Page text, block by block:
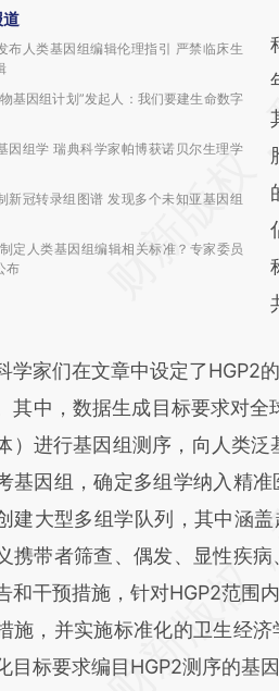
布人类基因组编辑伦理指引 严禁临床生
基因组计划”发起人：我们要建生命数字
因组学 瑞典科学家帕博获诺贝尔生理学
新冠转录组图谱 发现多个未知亚基因组
定人类基因组编辑相关标准？专家委员
布
家们在文章中设定了HGP2
其中，数据生成目标要求对
）进行基因组测序，向人类
基因组，确定多组学纳入精
建大型多组学队列，其中涵
携带者筛查、偶发、显性疾
和干预措施，针对HGP2范围
施，并实施标准化的卫生经
目标要求编目HGP2测序的基